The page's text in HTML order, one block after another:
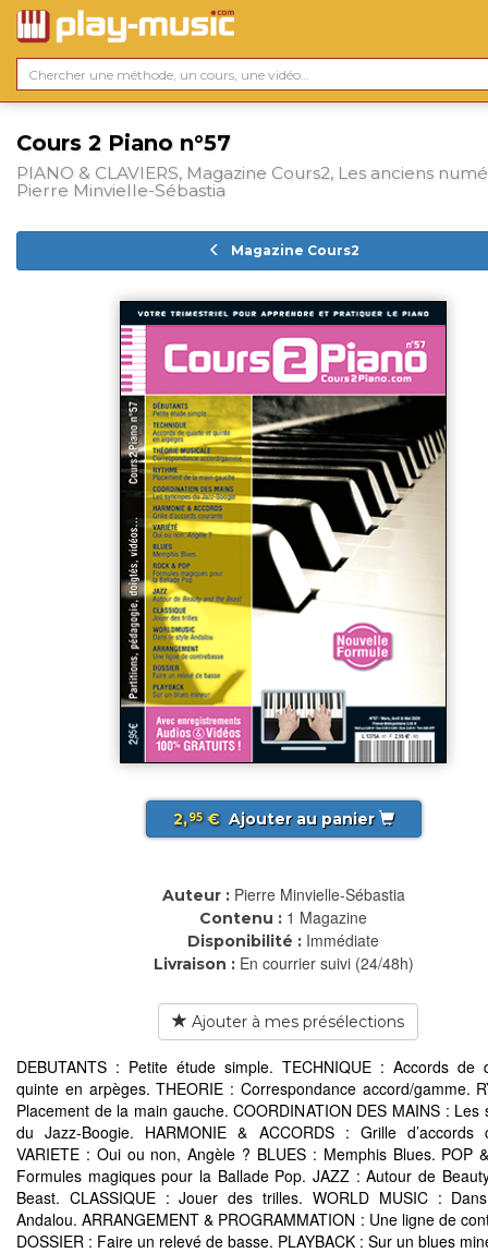
Cours 2 Piano n°57
PIANO & CLAVIERS, Magazine Cours2, Les anciens
Pierre Minvielle-Sébastia
Magazine Cours2
2,95€ Ajouter au panier
Auteur : Pierre Minvielle-Sébastia
Contenu : 1 Magazine
Disponibilité : Immédiate
Livraison : En courrier suivi (24/48h)
Ajouter à mes présélections
DEBUTANTS : Petite étude simple. TECHNIQUE : Accords de
quinte en arpèges. THEORIE : Correspondance accord/gamme.
Placement de la main gauche. COORDINATION DES MAINS : Les
du Jazz-Boogie. HARMONIE & ACCORDS : Grille d’accords
VARIETE : Oui ou non, Angèle ? BLUES : Memphis Blues. POP
Formules magiques pour la Ballade Pop. JAZZ : Autour de
Beast. CLASSIQUE : Jouer des trilles. WORLD MUSIC :
Andalou. ARRANGEMENT & PROGRAMMATION : Une ligne de
DOSSIER : Faire un relevé de basse. PLAYBACK : Sur un blues